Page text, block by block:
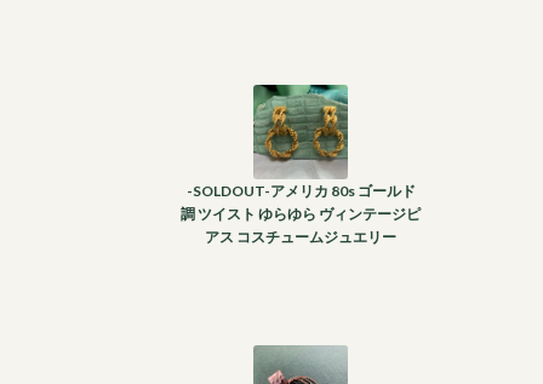
-SOLDOUT-アメリカ 80s ゴールド
調 ツイスト ゆらゆら ヴィンテージピ
アス コスチュームジュエリー